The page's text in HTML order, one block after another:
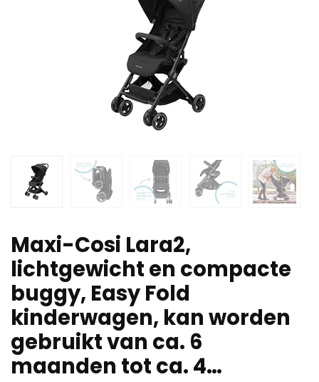
Maxi-Cosi Lara2,
lichtgewicht en compacte
buggy, Easy Fold
kinderwagen, kan worden
gebruikt van ca. 6
maanden tot ca. 4…